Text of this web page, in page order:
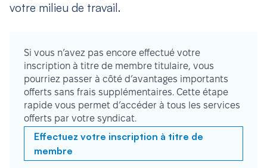
votre milieu de travail.
Si vous n’avez pas encore effectué votre
inscription à titre de membre titulaire, vous
pourriez passer à côté d’avantages importants
offerts sans frais supplémentaires. Cette étape
rapide vous permet d’accéder à tous les services
offerts par votre syndicat.
Effectuez votre inscription à titre de
membre